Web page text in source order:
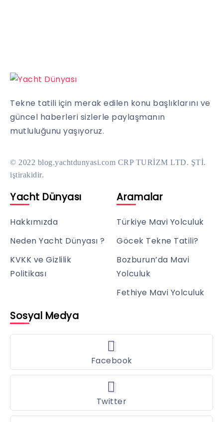
Tekne tatili için merak edilen konu başlıklarını ve
güncel haberleri sizlerle paylaşmanın
mutluluğunu yaşıyoruz.
© 2022 blog.yachtdunyasi.com CRP TURİZM LTD. ŞTİ.
iştirakidir.
Yacht Dünyası
Hakkımızda
Neden Yacht Dünyası ?
KVKK ve Gizlilik
Politikası
Aramalar
Türkiye Mavi Yolculuk
Göcek Tekne Tatili?
Bozburun’da Mavi
Yolculuk
Fethiye Mavi Yolculuk
Sosyal Medya
Facebook
Twitter